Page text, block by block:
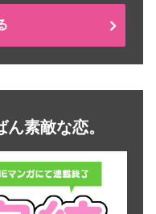
ん素敵な恋。